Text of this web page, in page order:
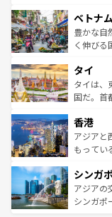
参照して
容にもい
照してほ
き、地方
できる。
まで、さ
リティに
覧を参照
ベトナ
豊かな自
く伸びる
急速な発
ーチミン
醸し出し
とつ。フ
ひ現地で
が旅行者
参照して
タイ
タイは、
国だ。首
の活気が
帯で自然
いビーチ
激する。
が待って
た文化、
香港
アジアと
もってい
み、どこ
ており、
うな絶景
シンガ
アジアの
シンガポ